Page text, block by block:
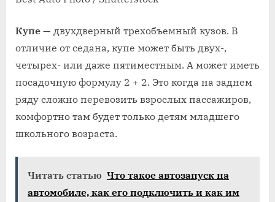
Купе — двухдверный трехобъемный кузов. В
отличие от седана, купе может быть двух-,
четырех- или даже пятиместным. А может иметь
посадочную формулу 2 + 2. Это когда на заднем
ряду сложно перевозить взрослых пассажиров,
комфортно там будет только детям младшего
школьного возраста.
Читать статью Что такое автозапуск на
автомобиле, как его подключить и как им